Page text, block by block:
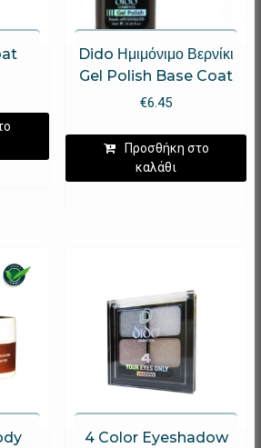
Dido Ημιμόνιμο Βερνίκι
Gel Polish Base Coat
€6.45
Προσθήκη στο
καλάθι
4 Color Eyeshadow